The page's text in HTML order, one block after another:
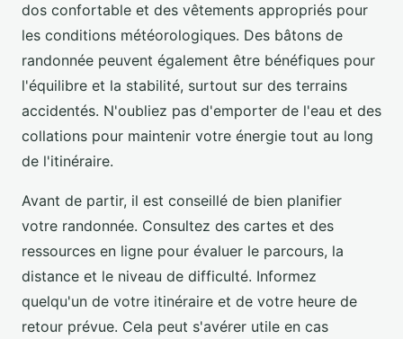
dos confortable et des vêtements appropriés pour
les conditions météorologiques. Des bâtons de
randonnée peuvent également être bénéfiques pour
l'équilibre et la stabilité, surtout sur des terrains
accidentés. N'oubliez pas d'emporter de l'eau et des
collations pour maintenir votre énergie tout au long
de l'itinéraire.
Avant de partir, il est conseillé de bien planifier
votre randonnée. Consultez des cartes et des
ressources en ligne pour évaluer le parcours, la
distance et le niveau de difficulté. Informez
quelqu'un de votre itinéraire et de votre heure de
retour prévue. Cela peut s'avérer utile en cas